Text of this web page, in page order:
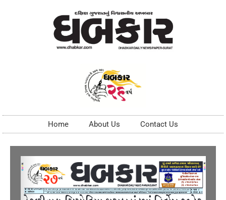
Home About Us Contact Us